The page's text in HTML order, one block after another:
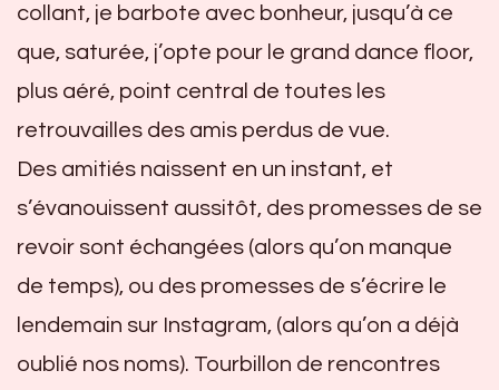
collant, je barbote avec bonheur, jusqu’à ce
que, saturée, j’opte pour le grand dance floor,
plus aéré, point central de toutes les
retrouvailles des amis perdus de vue.
Des amitiés naissent en un instant, et
s’évanouissent aussitôt, des promesses de se
revoir sont échangées (alors qu’on manque
de temps), ou des promesses de s’écrire le
lendemain sur Instagram, (alors qu’on a déjà
oublié nos noms). Tourbillon de rencontres